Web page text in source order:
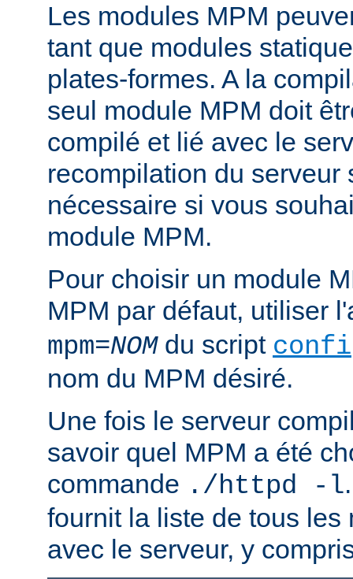
Les modules MPM
tant que modules
plates-formes. A la
seul module MPM doit
compilé et lié avec le
recompilation du serveur
nécessaire si vous
module MPM.
Pour choisir un module
MPM par défaut, utiliser
mpm=NOMdu script
nom du MPM désiré.
Une fois le serveur
savoir quel MPM a été
commande ./httpd -l
fournit la liste de tous les
avec le serveur, y